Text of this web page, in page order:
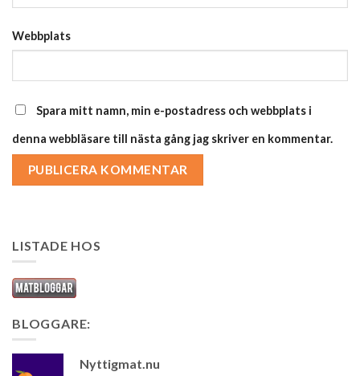
Webbplats
Spara mitt namn, min e-postadress och webbplats i
denna webbläsare till nästa gång jag skriver en kommentar.
LISTADE HOS
BLOGGARE:
Nyttigmat.nu